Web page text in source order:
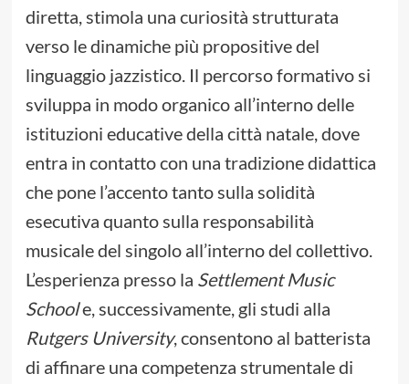
diretta, stimola una curiosità strutturata
verso le dinamiche più propositive del
linguaggio jazzistico. Il percorso formativo si
sviluppa in modo organico all’interno delle
istituzioni educative della città natale, dove
entra in contatto con una tradizione didattica
che pone l’accento tanto sulla solidità
esecutiva quanto sulla responsabilità
musicale del singolo all’interno del collettivo.
L’esperienza presso la Settlement Music
Schoole, successivamente, gli studi alla
Rutgers University, consentono al batterista
di affinare una competenza strumentale di